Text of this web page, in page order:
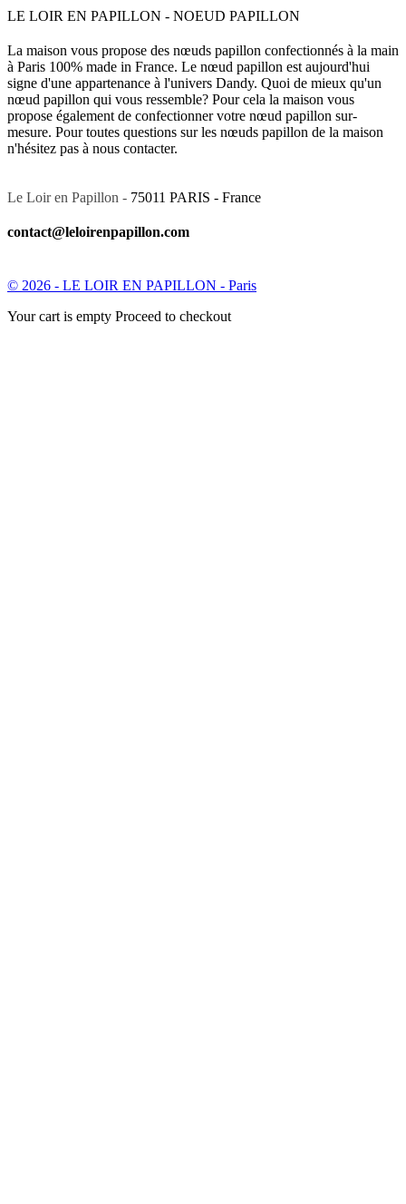
LE LOIR EN PAPILLON - NOEUD PAPILLON
La maison vous propose des nœuds papillon confectionnés à la main
à Paris 100% made in France. Le nœud papillon est aujourd'hui
signe d'une appartenance à l'univers Dandy. Quoi de mieux qu'un
nœud papillon qui vous ressemble? Pour cela la maison vous
propose également de confectionner votre nœud papillon sur-
mesure. Pour toutes questions sur les nœuds papillon de la maison
n'hésitez pas à nous contacter.
Le Loir en Papillon - 75011 PARIS - France
contact@leloirenpapillon.com
© 2026 - LE LOIR EN PAPILLON - Paris
Your cart is empty Proceed to checkout